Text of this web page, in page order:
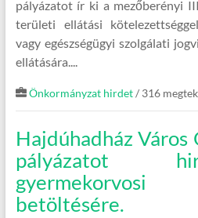
pályázatot ír ki a mezőberényi
területi ellátási
vagy egészségügyi szolgálati
ellátására....
Önkormányzat hirdet/ 316
Hajdúhadház Város
pályázatot
betöltésére.